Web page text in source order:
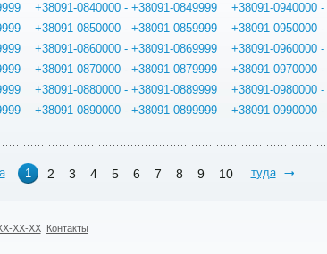
+38091-0840000 - +38091-0849999
+38091-0850000 - +38091-0859999
+38091-0860000 - +38091-0869999
+38091-0870000 - +38091-0879999
+38091-0880000 - +38091-0889999
+38091-0890000 - +38091-0899999
+38091-0940000
+38091-0950000
+38091-0960000
+38091-0970000
+38091-0980000
+38091-0990000
1 2 3 4 5 6 7 8 9 10 туда
XX-XX Контакты